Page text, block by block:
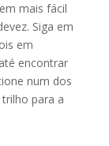
mais fácil
Siga em
em
encontrar
num dos
para a